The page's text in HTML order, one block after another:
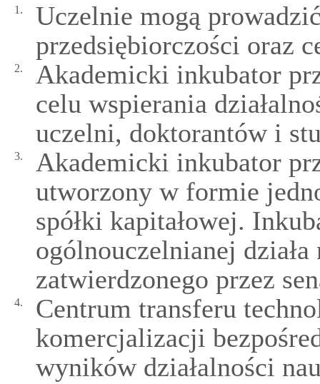
1.
Uczelnie mogą
przedsiębiorczości oraz
2.
Akademicki inkubator
celu wspierania
uczelni, doktorantów i
3.
Akademicki inkubator
utworzony w formie
spółki kapitałowej.
ogólnouczelnianej
zatwierdzonego przez
4.
Centrum transferu
komercjalizacji
wyników działalności